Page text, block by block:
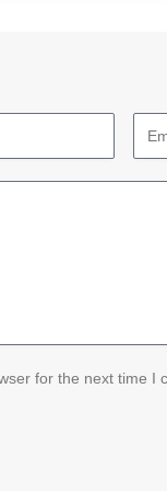
for the next time I